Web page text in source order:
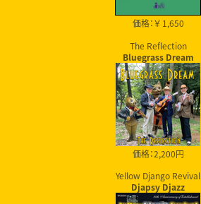
価格：￥ 1,650
The Reflection
Bluegrass Dream
価格：2,200円
Yellow Django Revival
Djapsy Djazz